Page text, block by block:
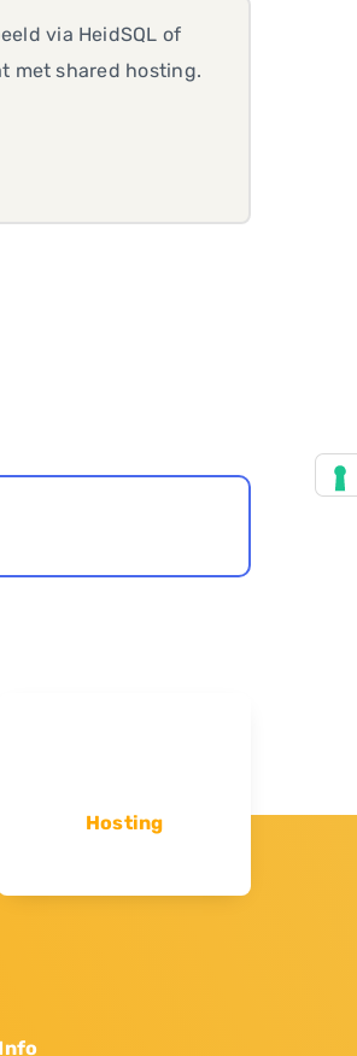
via HeidSQL of
met shared hosting.
Hosting
Info